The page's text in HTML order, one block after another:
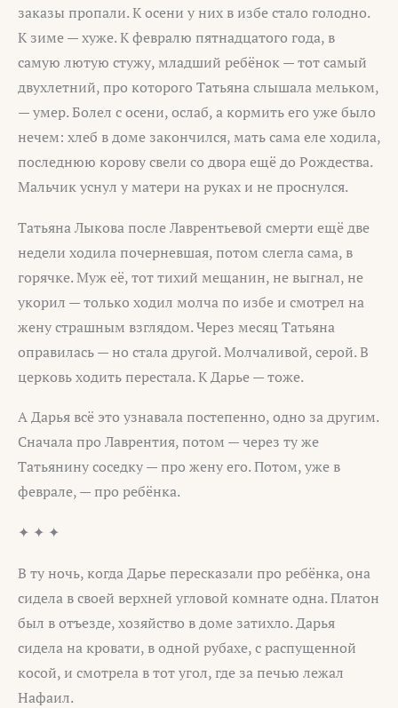
заказы пропали. К осени у них в избе стало голодно.
К зиме — хуже. К февралю пятнадцатого года, в
самую лютую стужу, младший ребёнок — тот самый
двухлетний, про которого Татьяна слышала мельком,
— умер. Болел с осени, ослаб, а кормить его уже было
нечем: хлеб в доме закончился, мать сама еле ходила,
последнюю корову свели со двора ещё до Рождества.
Мальчик уснул у матери на руках и не проснулся.
Татьяна Лыкова после Лаврентьевой смерти ещё две
недели ходила почерневшая, потом слегла сама, в
горячке. Муж её, тот тихий мещанин, не выгнал, не
укорил — только ходил молча по избе и смотрел на
жену страшным взглядом. Через месяц Татьяна
оправилась — но стала другой. Молчаливой, серой. В
церковь ходить перестала. К Дарье — тоже.
А Дарья всё это узнавала постепенно, одно за другим.
Сначала про Лаврентия, потом — через ту же
Татьянину соседку — про жену его. Потом, уже в
феврале, — про ребёнка.
✦ ✦ ✦
В ту ночь, когда Дарье пересказали про ребёнка, она
сидела в своей верхней угловой комнате одна. Платон
был в отъезде, хозяйство в доме затихло. Дарья
сидела на кровати, в одной рубахе, с распущенной
косой, и смотрела в тот угол, где за печью лежал
Нафаил.